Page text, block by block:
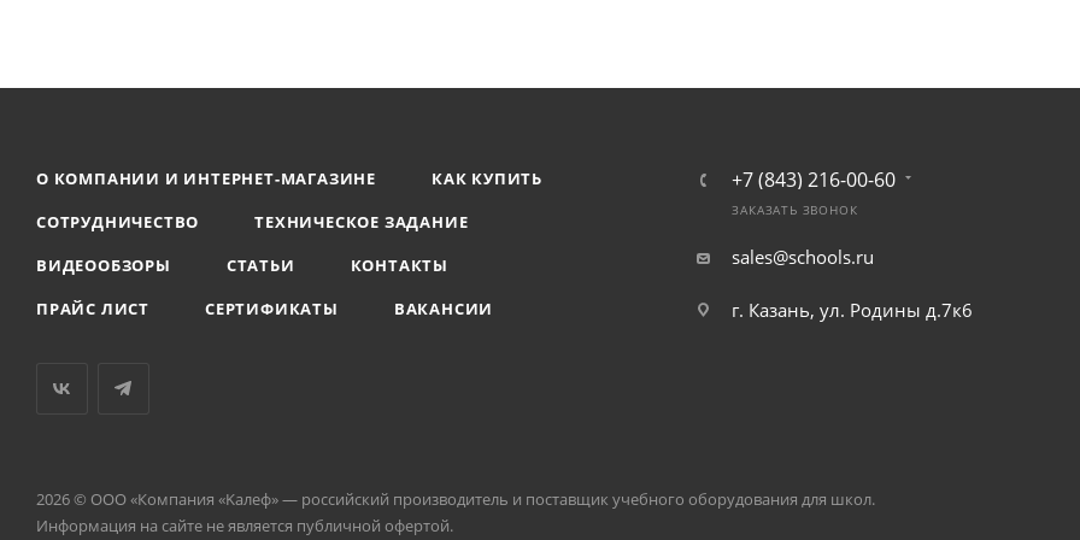
О КОМПАНИИ И ИНТЕРНЕТ-МАГАЗИНЕ
КАК КУПИТЬ
СОТРУДНИЧЕСТВО
ТЕХНИЧЕСКОЕ ЗАДАНИЕ
ВИДЕООБЗОРЫ
СТАТЬИ
КОНТАКТЫ
ПРАЙС ЛИСТ
СЕРТИФИКАТЫ ВАКАНСИИ
+7 (843) 216-00-60
ЗАКАЗАТЬ ЗВОНОК
sales@schools.ru
г. Казань, ул. Родины д.7к6
2026 © ООО «Компания «Kалеф» — российский производитель и поставщик учебного оборудования для школ.
Информация на сайте не является публичной офертой.